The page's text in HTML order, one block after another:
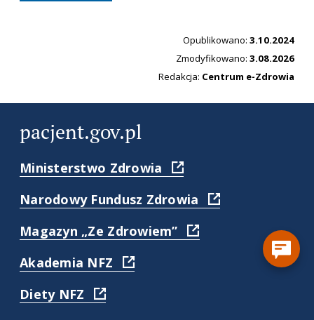
Opublikowano: 3.10.2024
Zmodyfikowano: 3.08.2026
Redakcja: Centrum e-Zdrowia
pacjent.gov.pl
Ministerstwo Zdrowia
(
https://www.gov.pl/web/
Narodowy Fundusz Zdrowia
(
https://
Magazyn „Ze Zdrowiem”
(
https://www.nfz.gov.pl/
pacjenta/magazyn-
Akademia NFZ
(
https://akademia.nfz.gov.pl/
Diety NFZ
(
https://diety.nfz.gov.pl/